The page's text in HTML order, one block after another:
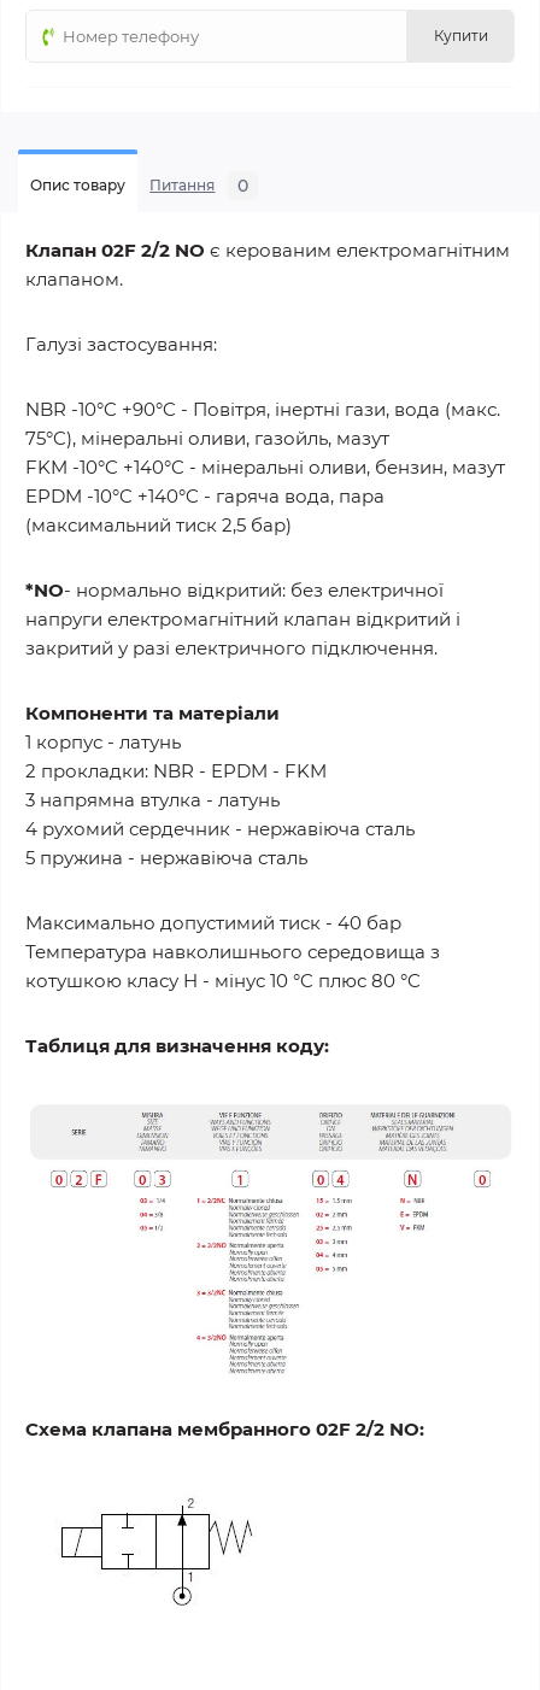
Купити
Опис товару Питання 0
Клапан 02F 2/2 NO є керованим електромагнітним
клапаном.
Галузі застосування:
NBR -10°C +90°C - Повітря, інертні гази, вода (макс.
75°C), мінеральні оливи, газойль, мазут
FKM -10°C +140°C - мінеральні оливи, бензин, мазут
EPDM -10°C +140°C - гаряча вода, пара
(максимальний тиск 2,5 бар)
*NO- нормально відкритий: без електричної
напруги електромагнітний клапан відкритий і
закритий у разі електричного підключення.
Компоненти та матеріали
1 корпус - латунь
2 прокладки: NBR - EPDM - FKM
3 напрямна втулка - латунь
4 рухомий сердечник - нержавіюча сталь
5 пружина - нержавіюча сталь
Максимально допустимий тиск - 40 бар
Температура навколишнього середовища з
котушкою класу H - мінус 10 °C плюс 80 °C
Таблиця для визначення коду:
Схема клапана мембранного 02F 2/2 NO: